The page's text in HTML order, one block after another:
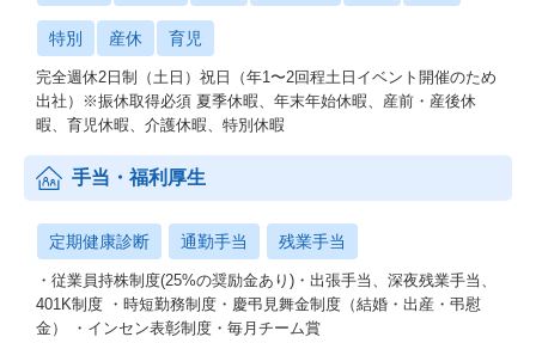
特別 産休 育児
完全週休2日制（土日）祝日（年1〜2回程土日イベント開催のため
出社）※振休取得必須 夏季休暇、年末年始休暇、産前・産後休
暇、育児休暇、介護休暇、特別休暇
手当・福利厚生
定期健康診断 通勤手当 残業手当
・従業員持株制度(25%の奨励金あり)・出張手当、深夜残業手当、
401K制度 ・時短勤務制度・慶弔見舞金制度（結婚・出産・弔慰
金） ・インセン表彰制度・毎月チーム賞